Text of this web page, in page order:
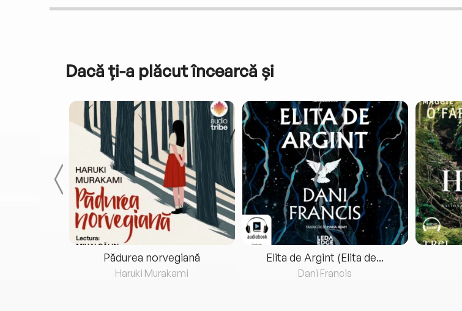
Dacă ți-a plăcut încearcă și
Pădurea norvegiană
Haruki Murakami
Elita de Argint (Elita de...
Dani Francis